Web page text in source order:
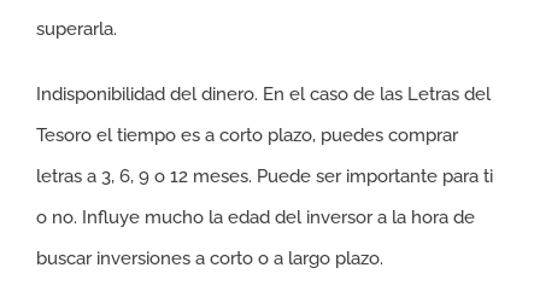
superarla.
Indisponibilidad del dinero. En el caso de las Letras del
Tesoro el tiempo es a corto plazo, puedes comprar
letras a 3, 6, 9 o 12 meses. Puede ser importante para ti
o no. Influye mucho la edad del inversor a la hora de
buscar inversiones a corto o a largo plazo.